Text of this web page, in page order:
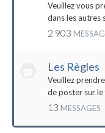
Veuillez vous
dans les autres
2 903
Les Règles
Veuillez
de poster sur le
13 MESSAGES